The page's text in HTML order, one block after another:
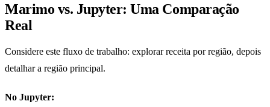
Marimo vs. Jupyter: Uma Comparação
Real
Considere este fluxo de trabalho: explorar receita por região, depois
detalhar a região principal.
No Jupyter: